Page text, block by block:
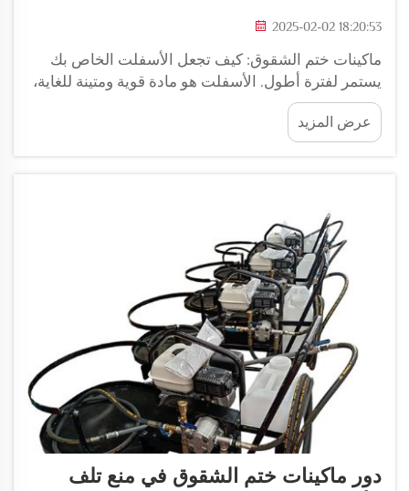
2025-02-02 18:20:53
ماكينات ختم الشقوق: كيف تجعل الأسفلت الخاص بك
يستمر لفترة أطول. الأسفلت هو مادة قوية ومتينة للغاية،
مما يعني أنه يمكنه تحمل الكثير من الاستخدام على مر
الزمن. لكن في النهاية، يمكن أن يتدهور مع مرور الوقت
بسبب عوامل مثل الطقس السيئ والضغط الكبير...
عرض المزيد
دور ماكينات ختم الشقوق في منع تلف